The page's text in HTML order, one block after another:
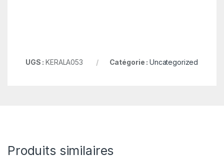
UGS :KERALA053 Catégorie : Uncategorized
Produits similaires